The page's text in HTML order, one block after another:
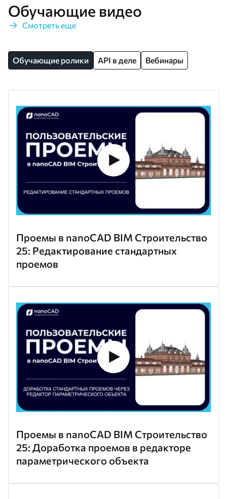
Обучающие видео
Смотреть еще
Обучающие ролики API в деле Вебинары
Проемы в nanoCAD BIM Строительство
25: Редактирование стандартных
проемов
Проемы в nanoCAD BIM Строительство
25: Доработка проемов в редакторе
параметрического объекта